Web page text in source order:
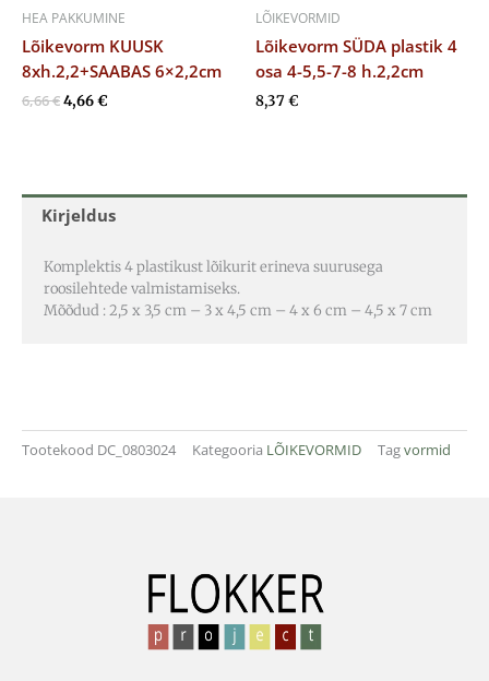
Kirjeldus
Komplektis 4 plastikust lõikurit erineva suurusega
roosilehtede valmistamiseks.
Mõõdud : 2,5 x 3,5 cm – 3 x 4,5 cm – 4 x 6 cm – 4,5 x 7 cm
Tootekood DC_0803024 Kategooria LÕIKEVORMID Tagvormid
HEA PAKKUMINE
Lõikevorm KUUSK
8xh.2,2+SAABAS 6×2,2cm
6,66€4,66€
LÕIKEVORMID
Lõikevorm SÜDA plastik 4
osa 4-5,5-7-8 h.2,2cm
8,37€